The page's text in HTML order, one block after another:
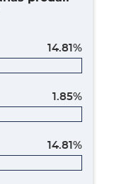
14.81%
1.85%
14.81%